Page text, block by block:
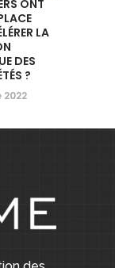
ONT
LA
DES
?
2022